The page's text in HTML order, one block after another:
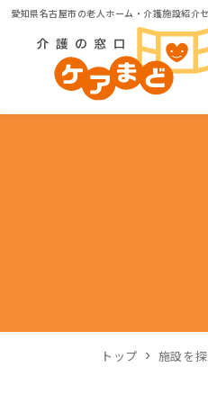
愛知県名古屋市の老人ホーム・介護施設紹介
トップ 施設を